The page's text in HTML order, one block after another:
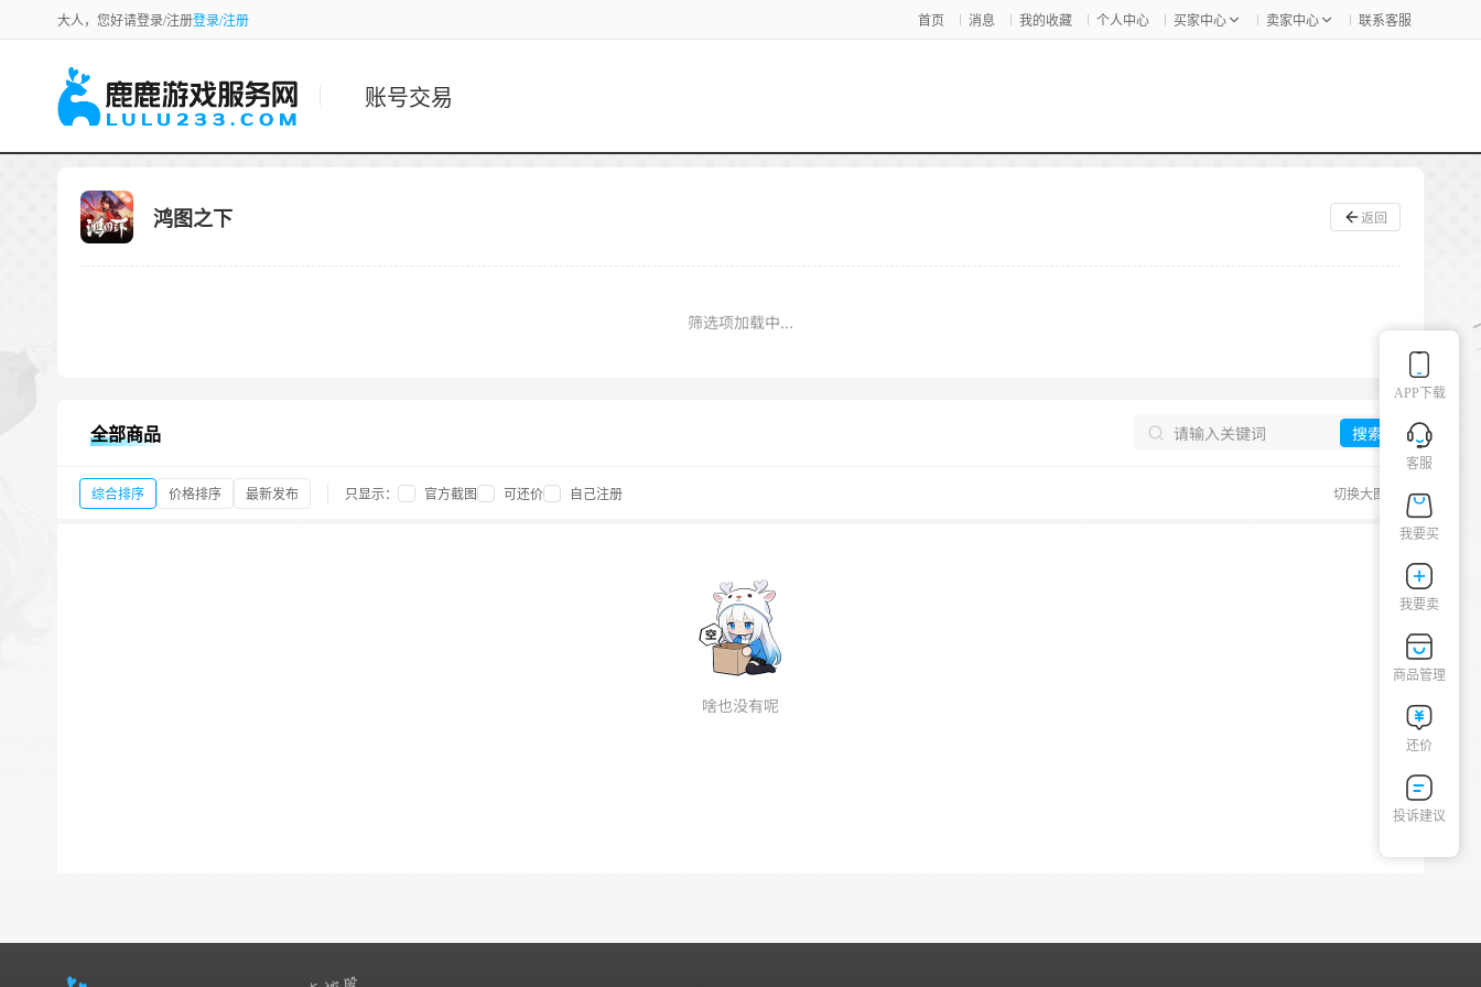
大人，您好请登录/注册登录/注册 首页 消息 我的收藏 个人中心 买家中心 卖家中心 联系客服
账号交易
鸿图之下 返回
筛选项加载中...
全部商品 搜索
综合排序 价格排序 最新发布 只显示： 官方截图 可还价 自己注册 切换大图
啥也没有呢
APP下载
客服
我要买
我要卖
商品管理
还价
投诉建议